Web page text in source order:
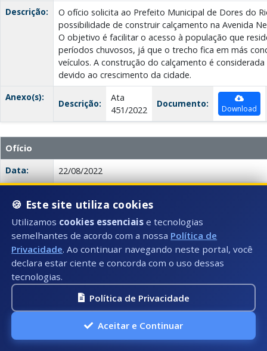
Descrição:
O ofício solicita ao Prefeito Municipal de Dores do
possibilidade de construir calçamento na Avenida
O objetivo é facilitar o acesso à população que
períodos chuvosos, já que o trecho fica em más
veículos. A construção do calçamento é
devido ao crescimento da cidade.
Anexo(s):
Descrição:
Ata
451/2022
Documento: Download
Ofício
Data:
22/08/2022
Ofício 449/2022
Tipo:
Ofício
Autor:
Legislativo Municipal
Descrição:
Solicitação de transporte para alunos do Projeto
Gerais. O projeto é gratuito e os alunos
aprimorar seu aprendizado.
Descrição:
Ata
449/2022
Documento: Download
🍪 Este site utiliza cookies
Utilizamos cookies essenciais e tecnologias
semelhantes de acordo com a nossa Política de
Privacidade. Ao continuar navegando neste portal, você
declara estar ciente e concorda com o uso dessas
tecnologias.
Política de Privacidade
Aceitar e Continuar